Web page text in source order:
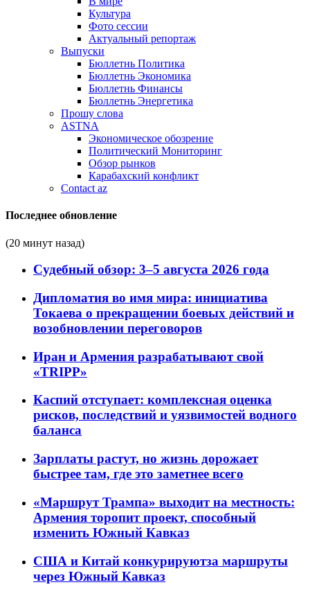
Культура
Фото сессии
Актуальный репортаж
Выпуски
Бюллетнь Политика
Бюллетнь Экономика
Бюллетнь Финансы
Бюллетнь Энергетика
Прошу слова
ASTNA
Экономическое обозрение
Политический Мониторинг
Обзор рынков
Карабахский конфликт
Contact az
Последнее обновление
(20 минут назад)
Судебный обзор: 3–5 августа 2026 года
Дипломатия во имя мира: инициатива
Токаева о прекращении боевых действий и
возобновлении переговоров
Иран и Армения разрабатывают свой
«TRIPP»
Каспий отступает: комплексная оценка
рисков, последствий и уязвимостей водного
баланса
Зарплаты растут, но жизнь дорожает
быстрее там, где это заметнее всего
«Маршрут Трампа» выходит на местность:
Армения торопит проект, способный
изменить Южный Кавказ
США и Китай конкурируютза маршруты
через Южный Кавказ